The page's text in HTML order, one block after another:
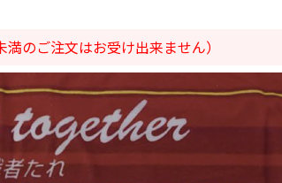
満のご注文はお受け出来ません）